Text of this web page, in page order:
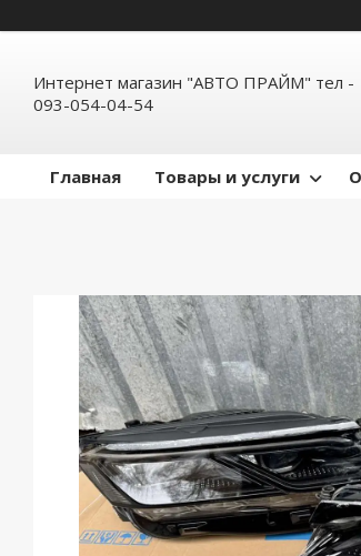
Интернет магазин "АВТО ПРАЙМ" тел -
093-054-04-54
Главная Товары и услуги